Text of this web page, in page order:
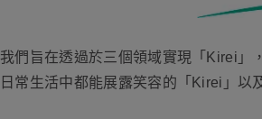
我們旨在透過於三個領域實現「Kirei」
日常生活中都能展露笑容的「Kirei」以